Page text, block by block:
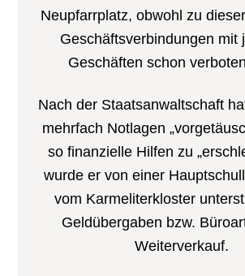
Neupfarrplatz, obwohl zu
Geschäftsverbindungen mit
Geschäften schon
Nach der Staatsanwaltschaft
mehrfach Notlagen
so finanzielle Hilfen zu
wurde er von einer
vom Karmeliterkloster
Geldübergaben bzw.
Weiterverkauf.